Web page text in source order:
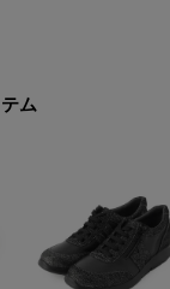
イズ感：ぴったり＞
、普段使いにピッタ
ム